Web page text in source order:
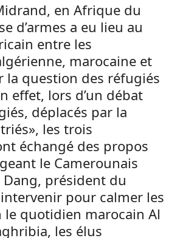
en Afrique du
d’armes a eu lieu au
entre les
marocaine et
la question des réfugiés
effet, lors d’un débat
déplacés par la
les trois
échangé des propos
le Camerounais
Dang, président du
pour calmer les
le quotidien marocain Al
les élus